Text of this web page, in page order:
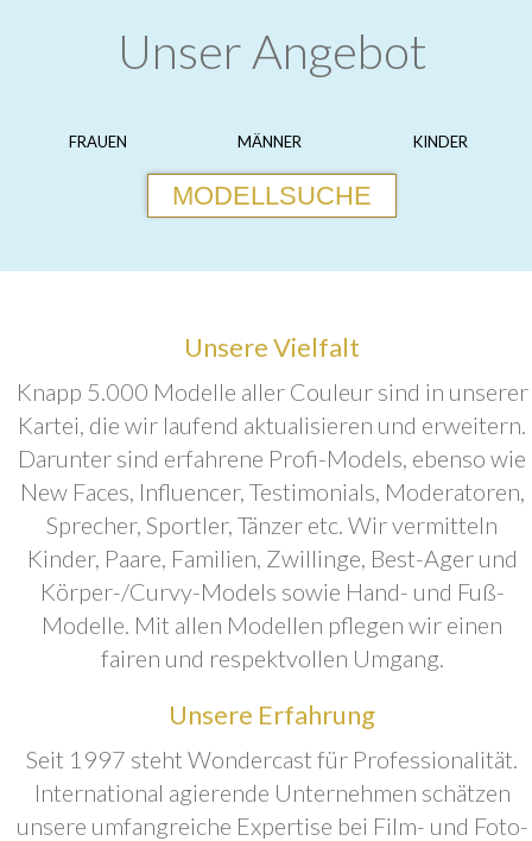
Unser Angebot
FRAUEN MÄNNER KINDER
MODELLSUCHE
Unsere Vielfalt
Knapp 5.000 Modelle aller Couleur sind in unserer
Kartei, die wir laufend aktualisieren und erweitern.
Darunter sind erfahrene Profi-Models, ebenso wie
New Faces, Influencer, Testimonials, Moderatoren,
Sprecher, Sportler, Tänzer etc. Wir vermitteln
Kinder, Paare, Familien, Zwillinge, Best-Ager und
Körper-/Curvy-Models sowie Hand- und Fuß-
Modelle. Mit allen Modellen pflegen wir einen
fairen und respektvollen Umgang.
Unsere Erfahrung
Seit 1997 steht Wondercast für Professionalität.
International agierende Unternehmen schätzen
unsere umfangreiche Expertise bei Film- und Foto-